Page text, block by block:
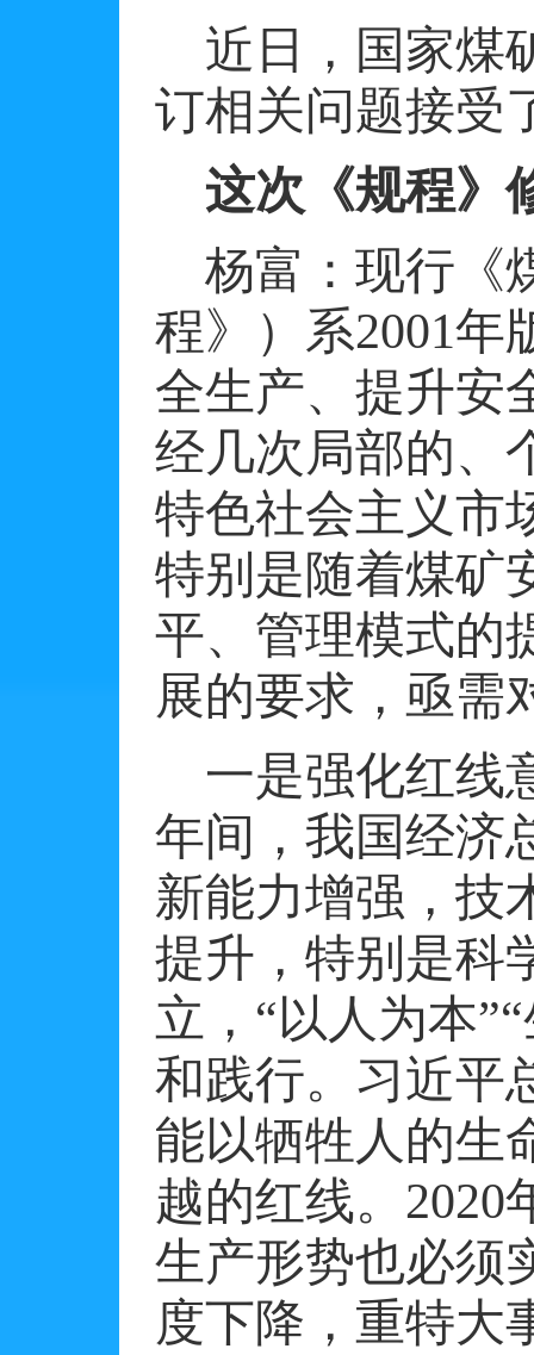
近日，国家煤
订相关问题接受
这次《规程》
杨富：现行《
程》）系2001年
全生产、提升安
经几次局部的、
特色社会主义市
特别是随着煤矿
平、管理模式的
展的要求，亟需
一是强化红线
年间，我国经济
新能力增强，技
提升，特别是科
立，“以人为本
和践行。习近平
能以牺牲人的生
越的红线。 2020
生产形势也必须
度下降，重特大